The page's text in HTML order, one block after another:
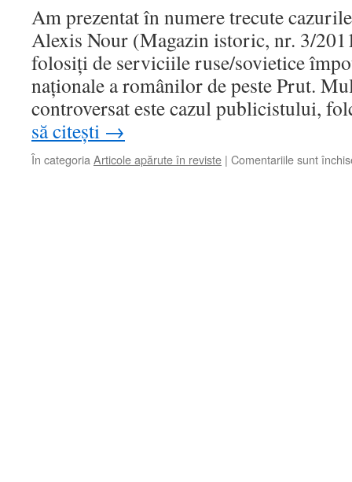
Am prezentat în numere trecute
Alexis Nour (Magazin istoric, nr. 3/
folosiţi de serviciile ruse/sovietice
naţionale a românilor de peste Prut.
controversat este cazul publicistului,
să citești →
În categoria Articole apărute în reviste | Comentariile sunt